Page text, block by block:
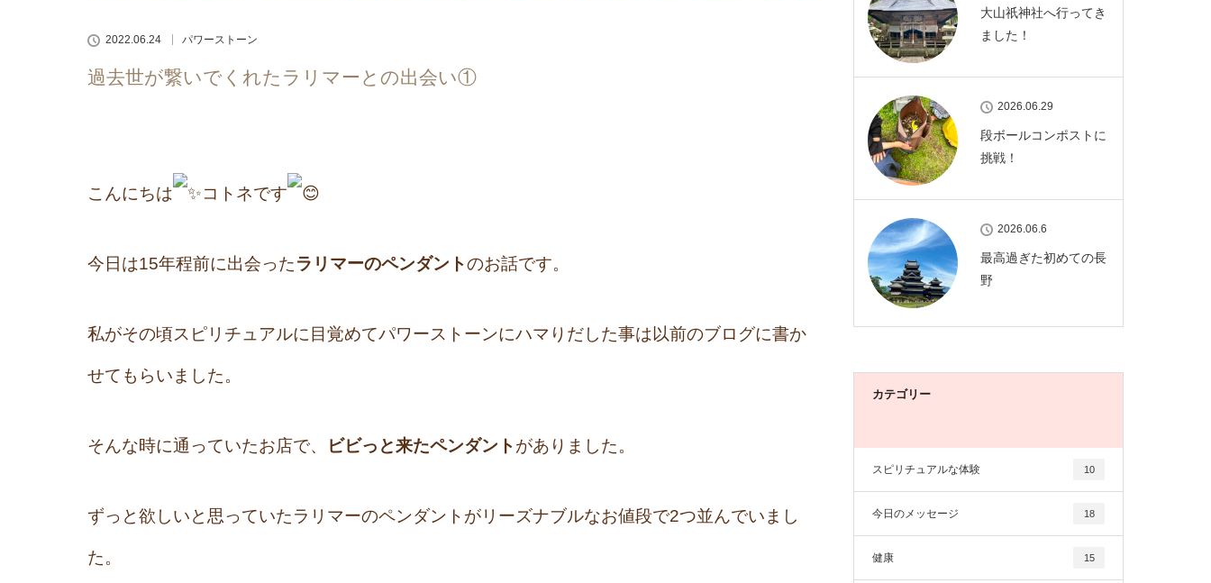
2022.06.24 パワーストーン
過去世が繋いでくれたラリマーとの出会い①
こんにちは コトネです
今日は15年程前に出会ったラリマーのペンダントのお話です。
私がその頃スピリチュアルに目覚めてパワーストーンにハマりだした事は以前のブログに書か
せてもらいました。
そんな時に通っていたお店で、 ビビっと来たペンダントがありました。
ずっと欲しいと思っていたラリマーのペンダントがリーズナブルなお値段で2つ並んでいまし
た。
大山祇神社へ行ってき
ました！
2026.06.29
段ボールコンポストに
挑戦！
2026.06.6
最高過ぎた初めての長
野
カテゴリー
スピリチュアルな体験 10
今日のメッセージ 18
健康 15